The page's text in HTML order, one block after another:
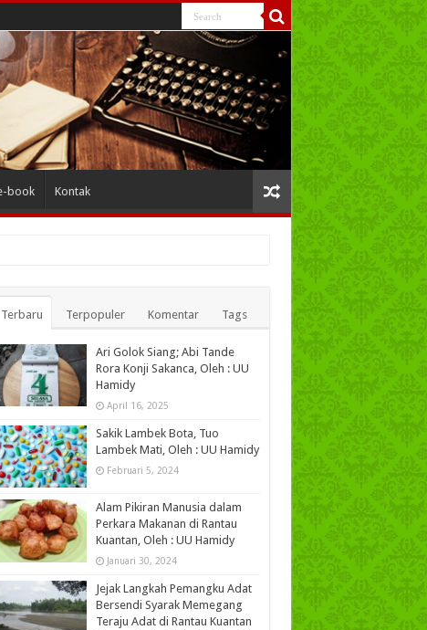
book Kontak
Terbaru Terpopuler Komentar Tags
Ari Golok Siang; Abi Tande
Rora Konji Sakanca, Oleh : UU
Hamidy
April 16, 2025
Sakik Lambek Bota, Tuo
Lambek Mati, Oleh : UU Hamidy
Februari 5, 2024
Alam Pikiran Manusia dalam
Perkara Makanan di Rantau
Kuantan, Oleh : UU Hamidy
Januari 30, 2024
Jejak Langkah Pemangku Adat
Bersendi Syarak Memegang
Teraju Adat di Rantau Kuantan